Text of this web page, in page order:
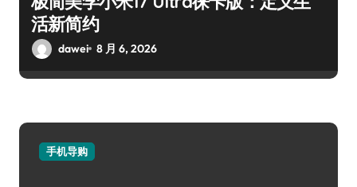
活新简约
dawei 8 月 6, 2026
手机导购